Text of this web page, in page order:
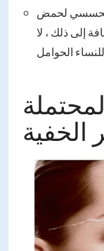
تحسسي لحمض
إلى ذلك ، لا
الخفية